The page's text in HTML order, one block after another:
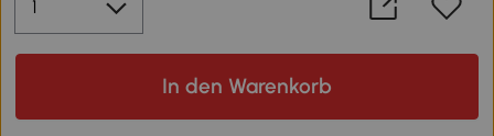
In den Warenkorb